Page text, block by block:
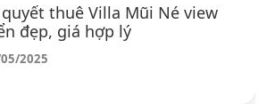
thuê Villa Mũi Né view
đẹp, giá hợp lý
2025